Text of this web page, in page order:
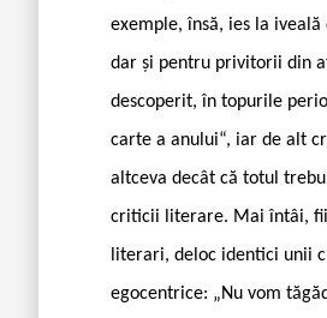
exemple, însă, ies la
dar și pentru privitorii din
descoperit, în topurile
carte a anului“, iar de alt
altceva decât că totul
criticii literare. Mai întâi,
literari, deloc identici unii
egocentrice: „Nu vom